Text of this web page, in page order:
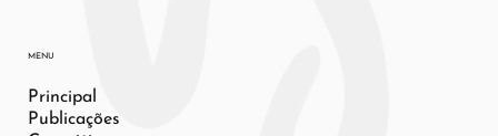
MENU
Principal
Publicações